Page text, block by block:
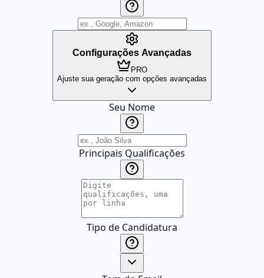
Configurações Avançadas
PRO
Ajuste sua geração com opções avançadas
Seu Nome
Principais Qualificações
Tipo de Candidatura